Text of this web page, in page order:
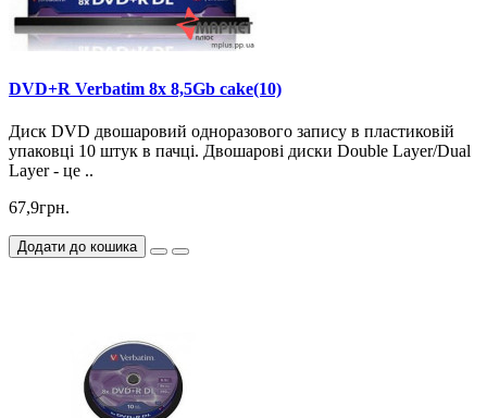
DVD+R Verbatim 8x 8,5Gb cake(10)
Диск DVD двошаровий одноразового запису в пластиковій
упаковці 10 штук в пачці. Двошарові диски Double Layer/Dual
Layer - це ..
67,9грн.
Додати до кошика